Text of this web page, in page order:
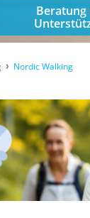
Beratung
Nordic Walking